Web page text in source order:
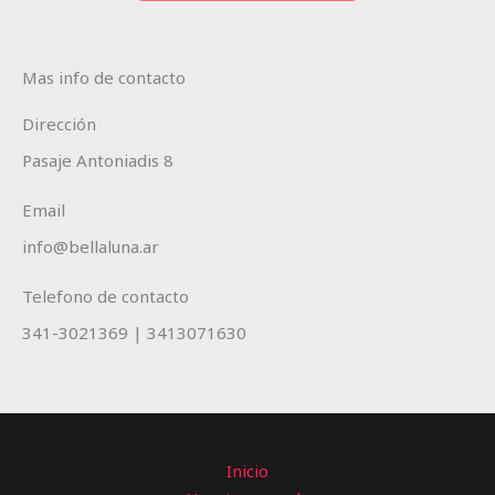
Mas info de contacto
Dirección
Pasaje Antoniadis 8
Email
info@bellaluna.ar
Telefono de contacto
341-3021369 | 3413071630
Inicio